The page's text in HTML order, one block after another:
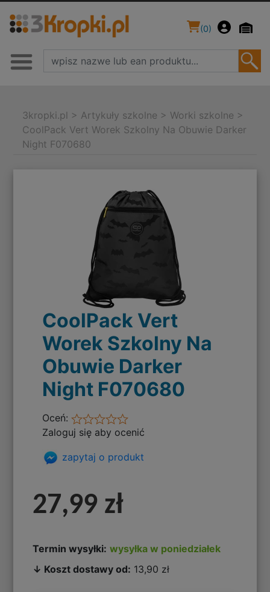
(0)
3kropki.pl > Artykuły szkolne > Worki szkolne >
CoolPack Vert Worek Szkolny Na Obuwie Darker
Night F070680
CoolPack Vert
Worek Szkolny Na
Obuwie Darker
Night F070680
Oceń:
Zaloguj się aby ocenić
zapytaj o produkt
27,99 zł
Termin wysyłki: wysyłka w poniedziałek
↓ Koszt dostawy od: 13,90 zł